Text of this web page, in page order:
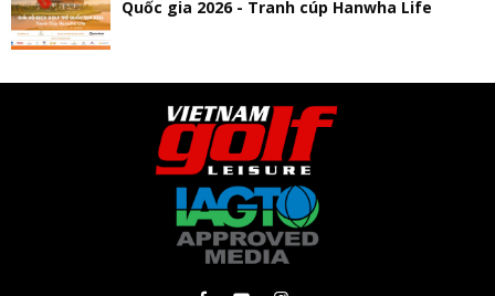
Quốc gia 2026 - Tranh cúp Hanwha Life